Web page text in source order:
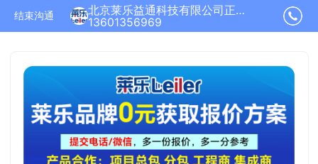
结束沟通
北京莱乐益通科技有限公司正在为您服务
13601356969